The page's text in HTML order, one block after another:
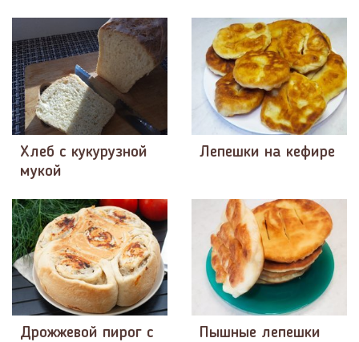
Хлеб с кукурузной
мукой
Лепешки на кефире
Дрожжевой пирог с
Пышные лепешки